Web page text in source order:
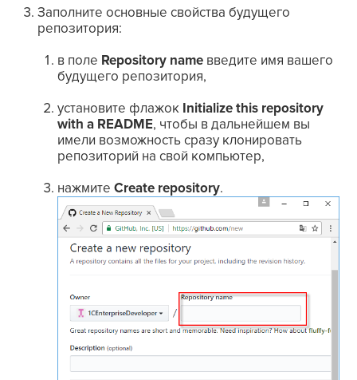
Заполните основные свойства будущего
репозитория:
в поле Repository name введите имя вашего
будущего репозитория,
установите флажок Initialize this repository
with a README, чтобы в дальнейшем вы
имели возможность сразу клонировать
репозиторий на свой компьютер,
нажмитеCreate repository.